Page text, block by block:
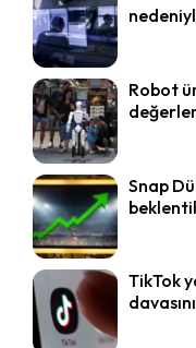
Robot
Snap
TikTok